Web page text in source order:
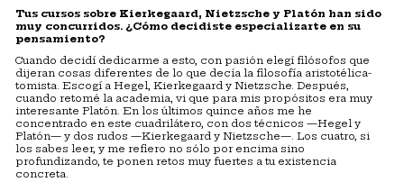
Tus cursos sobre Kierkegaard, Nietzsche y Platón han sido
muy concurridos. ¿Cómo decidiste especializarte en su
pensamiento?
Cuando decidí dedicarme a esto, con pasión elegí filósofos que
dijeran cosas diferentes de lo que decía la filosofía aristotélica-
tomista. Escogí a Hegel, Kierkegaard y Nietzsche. Después,
cuando retomé la academia, vi que para mis propósitos era muy
interesante Platón. En los últimos quince años me he
concentrado en este cuadrilátero, con dos técnicos —Hegel y
Platón— y dos rudos —Kierkegaard y Nietzsche—. Los cuatro, si
los sabes leer, y me refiero no sólo por encima sino
profundizando, te ponen retos muy fuertes a tu existencia
concreta.